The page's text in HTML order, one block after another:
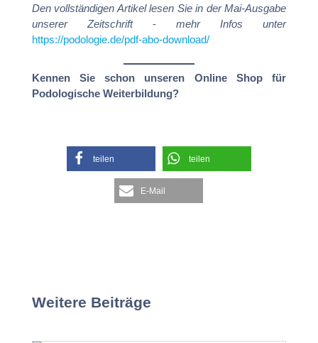
Den vollständigen Artikel lesen Sie in der Mai-Ausgabe
unserer Zeitschrift-mehr Infos unter
https://podologie.de/pdf-abo-download/
Kennen Sie schon unseren Online Shop für
Podologische Weiterbildung?
teilen teilen
E-Mail
Weitere Beiträge